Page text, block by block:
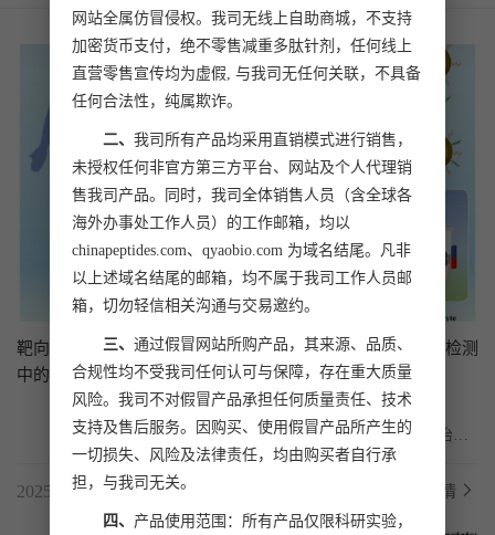
靶向EpCAM/HER2的磁性生物界面构建-及其在乳腺癌CTCs检测
中的效能评估
	循环肿瘤细胞（CTC）的检测已成为恶性肿瘤早期诊断、治疗
监测和预后的一种有前途的方法。南京医科大学第一附...
2025.08.08 了解详情
网站全属仿冒侵权。我司无线上自助商城，不支持
加密货币支付，绝不零售减重多肽针剂，任何线上
直营零售宣传均为虚假, 与我司无任何关联，不具备
任何合法性，纯属欺诈。
二、 我司所有产品均采用直销模式进行销售，
未授权任何非官方第三方平台、网站及个人代理销
售我司产品。同时，我司全体销售人员（含全球各
海外办事处工作人员）的工作邮箱，均以
chinapeptides.com、qyaobio.com 为域名结尾。凡非
以上述域名结尾的邮箱，均不属于我司工作人员邮
箱，切勿轻信相关沟通与交易邀约。
三、 通过假冒网站所购产品，其来源、品质、
合规性均不受我司任何认可与保障，存在重大质量
风险。我司不对假冒产品承担任何质量责任、技术
支持及售后服务。因购买、使用假冒产品所产生的
一切损失、风险及法律责任，均由购买者自行承
担，与我司无关。
四、 产品使用范围：所有产品仅限科研实验，